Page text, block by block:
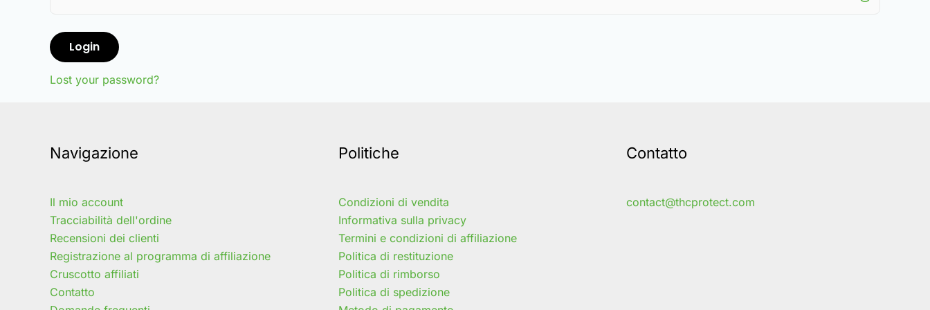
Login
Lost your password?
Navigazione
Il mio account
Tracciabilità dell'ordine
Recensioni dei clienti
Registrazione al programma di affiliazione
Cruscotto affiliati
Contatto
Politiche
Condizioni di vendita
Informativa sulla privacy
Termini e condizioni di affiliazione
Politica di restituzione
Politica di rimborso
Politica di spedizione
Contatto
contact@thcprotect.com